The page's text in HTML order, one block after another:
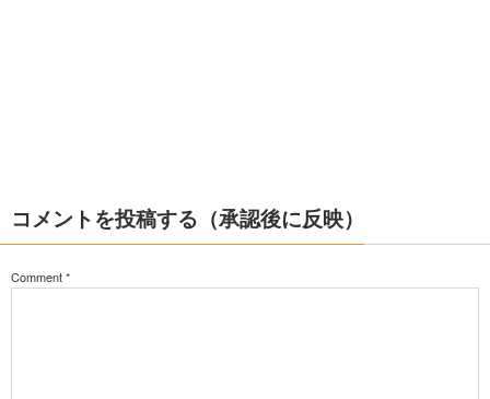
コメントを投稿する（承認後に反映）
Comment*